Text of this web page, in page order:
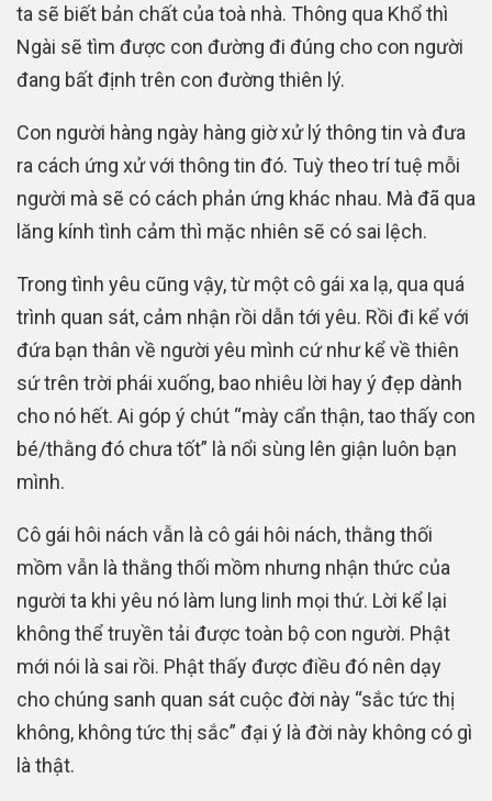
ta sẽ biết bản chất của toà nhà. Thông qua Khổ thì
Ngài sẽ tìm được con đường đi đúng cho con người
đang bất định trên con đường thiên lý.
Con người hàng ngày hàng giờ xử lý thông tin và đưa
ra cách ứng xử với thông tin đó. Tuỳ theo trí tuệ mỗi
người mà sẽ có cách phản ứng khác nhau. Mà đã qua
lăng kính tình cảm thì mặc nhiên sẽ có sai lệch.
Trong tình yêu cũng vậy, từ một cô gái xa lạ, qua quá
trình quan sát, cảm nhận rồi dẫn tới yêu. Rồi đi kể với
đứa bạn thân về người yêu mình cứ như kể về thiên
sứ trên trời phái xuống, bao nhiêu lời hay ý đẹp dành
cho nó hết. Ai góp ý chút “mày cẩn thận, tao thấy con
bé/thằng đó chưa tốt” là nổi sùng lên giận luôn bạn
mình.
Cô gái hôi nách vẫn là cô gái hôi nách, thằng thối
mồm vẫn là thằng thối mồm nhưng nhận thức của
người ta khi yêu nó làm lung linh mọi thứ. Lời kể lại
không thể truyền tải được toàn bộ con người. Phật
mới nói là sai rồi. Phật thấy được điều đó nên dạy
cho chúng sanh quan sát cuộc đời này “sắc tức thị
không, không tức thị sắc” đại ý là đời này không có gì
là thật.